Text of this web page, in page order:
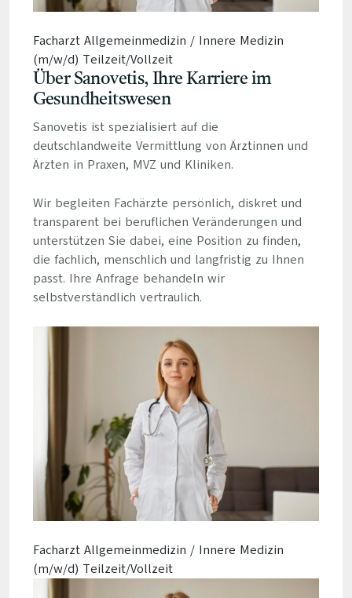
Facharzt Allgemeinmedizin / Innere Medizin
(m/w/d) Teilzeit/Vollzeit
Über Sanovetis, Ihre Karriere im
Gesundheitswesen
Sanovetis ist spezialisiert auf die
deutschlandweite Vermittlung von Ärztinnen und
Ärzten in Praxen, MVZ und Kliniken.
Wir begleiten Fachärzte persönlich, diskret und
transparent bei beruflichen Veränderungen und
unterstützen Sie dabei, eine Position zu finden,
die fachlich, menschlich und langfristig zu Ihnen
passt. Ihre Anfrage behandeln wir
selbstverständlich vertraulich.
Facharzt Allgemeinmedizin / Innere Medizin
(m/w/d) Teilzeit/Vollzeit